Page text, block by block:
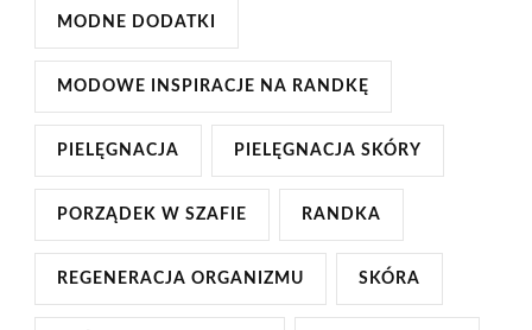
MODNE DODATKI
MODOWE INSPIRACJE NA RANDKĘ
PIELĘGNACJA PIELĘGNACJA SKÓRY
PORZĄDEK W SZAFIE RANDKA
REGENERACJA ORGANIZMU SKÓRA